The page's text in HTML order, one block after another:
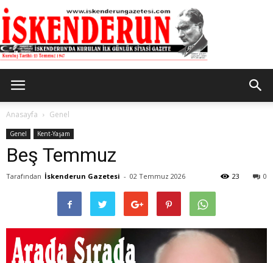
Anasayfa Genel
Genel Kent-Yaşam
Beş Temmuz
Tarafından İskenderun Gazetesi - 02 Temmuz 2026 0
23